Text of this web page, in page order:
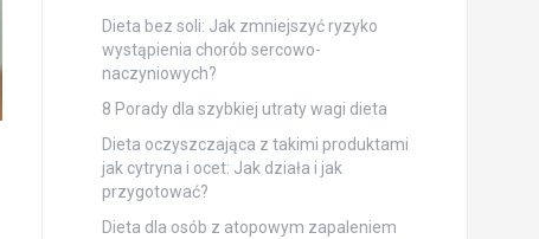
Dieta bez soli: Jak zmniejszyć ryzyko
wystąpienia chorób sercowo-
naczyniowych?
8 Porady dla szybkiej utraty wagi dieta
Dieta oczyszczająca z takimi produktami
jak cytryna i ocet: Jak działa i jak
przygotować?
Dieta dla osób z atopowym zapaleniem